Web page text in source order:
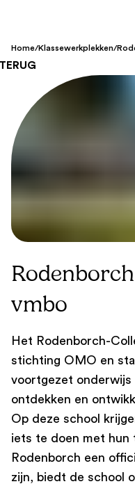
Home/Klassewerkplekken/
vmbo
Het Rodenborch-
stichting OMO en
voortgezet
ontdekken en
Op deze school
iets te doen met hun
Rodenborch een
zijn, biedt de school